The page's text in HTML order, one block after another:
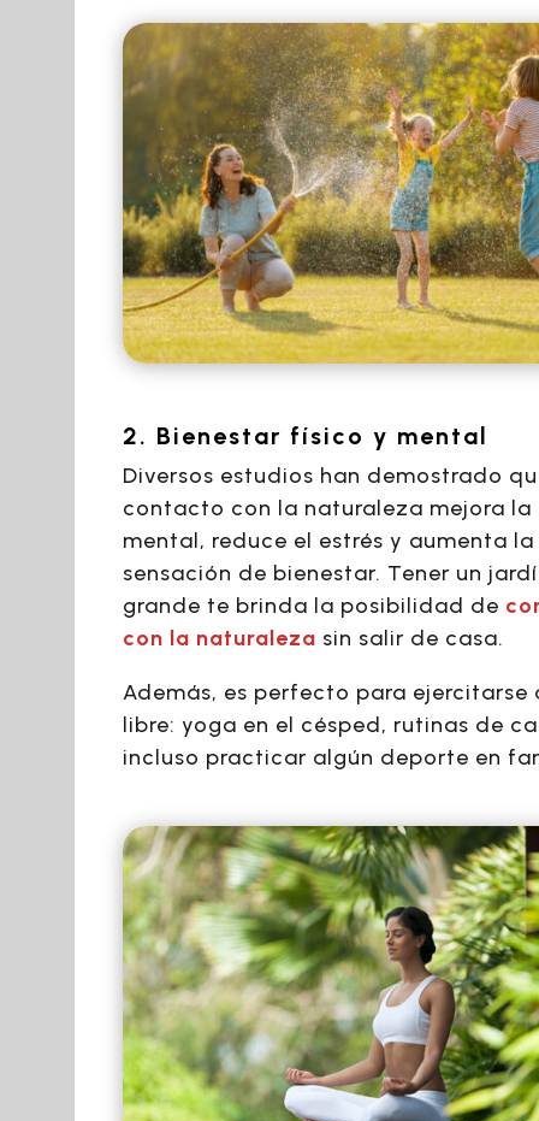
2. Bienestar físico y mental
Diversos estudios han demostrado
contacto con la naturaleza mejora la
mental, reduce el estrés y aumenta la
sensación de bienestar. Tener un
grande te brinda la posibilidad de
con la naturaleza sin salir de casa.
Además, es perfecto para ejercitarse
libre: yoga en el césped, rutinas de
incluso practicar algún deporte en